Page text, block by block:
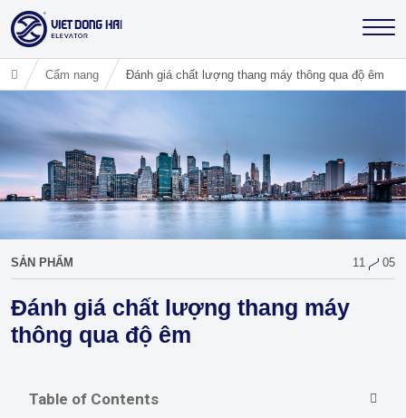
Cẩm nang Đánh giá chất lượng thang máy thông qua độ êm
SẢN PHẨM 11 05
Đánh giá chất lượng thang máy
thông qua độ êm
Table of Contents